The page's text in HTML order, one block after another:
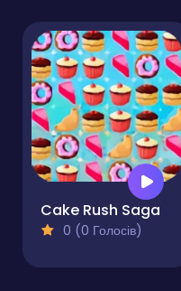
Cake Rush Saga
0 (0 Голосів)